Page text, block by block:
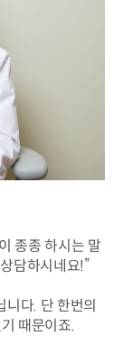
종종 하시는 말
담하시네요!”
니다. 단 한번의
때문이죠.